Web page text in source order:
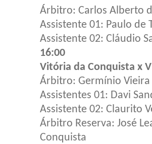
Árbitro: Carlos Alberto
Assistente 01: Paulo de
Assistente 02: Cláudio
16:00
Vitória da Conquista x
Árbitro: Germínio Vieira
Assistentes 01: Davi
Assistente 02: Claurito
Árbitro Reserva: José
Conquista